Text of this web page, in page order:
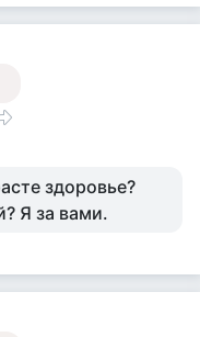
здоровье?
Я за вами.